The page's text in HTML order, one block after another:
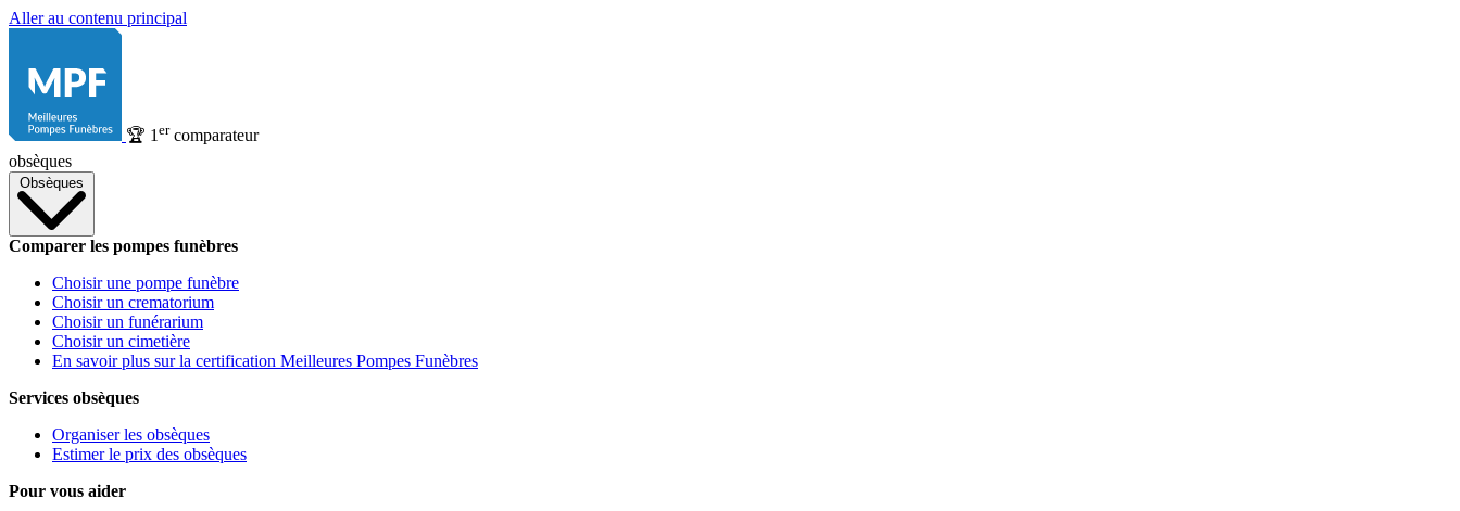
Aller au contenu principal
🏆 1 ercomparateur
obsèques
Obsèques
Comparer les pompes funèbres
Choisir une pompe funèbre
Choisir un crematorium
Choisir un funérarium
Choisir un cimetière
En savoir plus sur la certification Meilleures Pompes Funèbres
Services obsèques
Organiser les obsèques
Estimer le prix des obsèques
Pour vous aider